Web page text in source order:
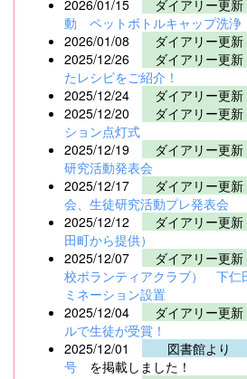
2026/01/15
ダイアリー更新
動 ペットボトルキャップ洗浄
2026/01/08
ダイアリー更新
2025/12/26
ダイアリー更新
たレシピをご紹介！
2025/12/24
ダイアリー更新
2025/12/20
ダイアリー更新
ション点灯式
2025/12/19
ダイアリー更新
研究活動発表会
2025/12/17
ダイアリー更新
会、生徒研究活動プレ発表会
2025/12/12
ダイアリー更新
田町から提供）
2025/12/07
ダイアリー更新
校ボランティアクラブ） 下仁
ミネーション設置
2025/12/04
ダイアリー更新
ルで生徒が受賞！
2025/12/01
図書館より
号 を掲載しました！